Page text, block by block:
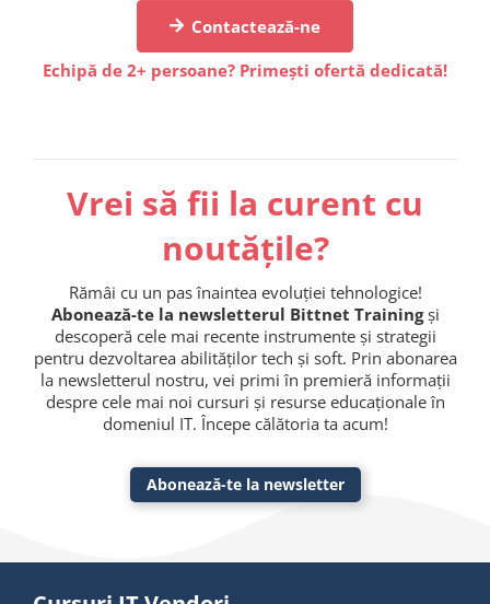
Contactează-ne
Echipă de 2+ persoane? Primești ofertă dedicată!
Vrei să fii la curent cu
noutățile?
Rămâi cu un pas înaintea evoluției tehnologice!
Abonează-te la newsletterul Bittnet Trainingși
descoperă cele mai recente instrumente și strategii
pentru dezvoltarea abilităților tech și soft. Prin abonarea
la newsletterul nostru, vei primi în premieră informații
despre cele mai noi cursuri și resurse educaționale în
domeniul IT. Începe călătoria ta acum!
Abonează-te la newsletter